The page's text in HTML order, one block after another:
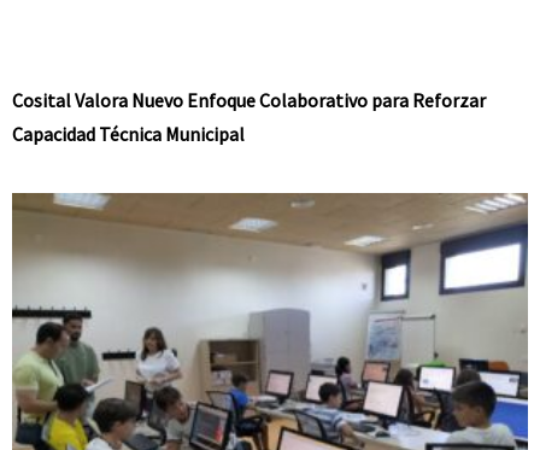
Cosital Valora Nuevo Enfoque Colaborativo para Reforzar
Capacidad Técnica Municipal